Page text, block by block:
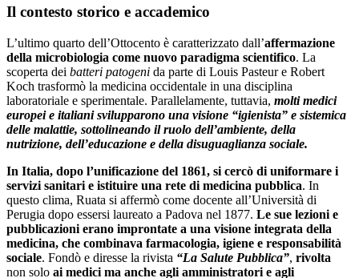
Il contesto storico e accademico
L’ultimo quarto dell’Ottocento è caratterizzato dall’affermazione
della microbiologia come nuovo paradigma scientifico. La
scoperta dei batteri patogeni da parte di Louis Pasteur e Robert
Koch trasformò la medicina occidentale in una disciplina
laboratoriale e sperimentale. Parallelamente, tuttavia, molti medici
europei e italiani svilupparono una visione “igienista” e sistemica
delle malattie, sottolineando il ruolo dell’ambiente, della
nutrizione, dell’educazione e della disuguaglianza sociale.
In Italia, dopo l’unificazione del 1861, si cercò di uniformare i
servizi sanitari e istituire una rete di medicina pubblica. In
questo clima, Ruata si affermò come docente all’Università di
Perugia dopo essersi laureato a Padova nel 1877. Le sue lezioni e
pubblicazioni erano improntate a una visione integrata della
medicina, che combinava farmacologia, igiene e responsabilità
sociale. Fondò e diresse la rivista “La Salute Pubblica”, rivolta
non solo ai medici ma anche agli amministratori e agli